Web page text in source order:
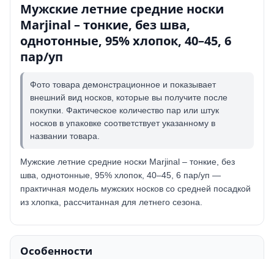
Мужские летние средние носки
Marjinal – тонкие, без шва,
однотонные, 95% хлопок, 40–45, 6
пар/уп
Фото товара демонстрационное и показывает
внешний вид носков, которые вы получите после
покупки. Фактическое количество пар или штук
носков в упаковке соответствует указанному в
названии товара.
Мужские летние средние носки Marjinal – тонкие, без
шва, однотонные, 95% хлопок, 40–45, 6 пар/уп —
практичная модель мужских носков со средней посадкой
из хлопка, рассчитанная для летнего сезона.
Особенности